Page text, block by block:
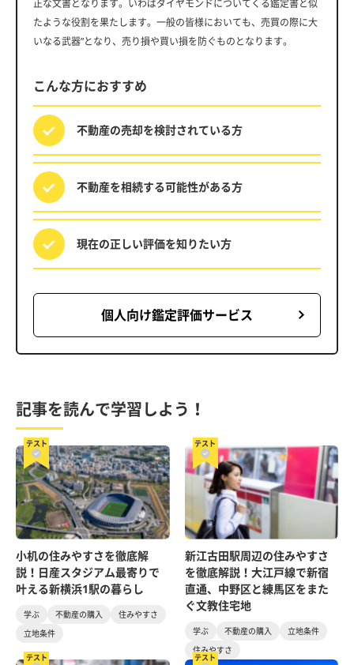
正な文書となります。いわばダイヤモンドについてくる鑑定書と似
たような役割を果たします。一般の皆様においても、売買の際に大
いなる武器”となり、売り損や買い損を防ぐものとなります。
こんな方におすすめ
不動産の売却を検討されている方
不動産を相続する可能性がある方
現在の正しい評価を知りたい方
個人向け鑑定評価サービス
記事を読んで学習しよう！
テスト
小机の住みやすさを徹底解
説！日産スタジアム最寄りで
叶える新横浜1駅の暮らし
学ぶ 不動産の購入
住みやすさ
立地条件
テスト
新江古田駅周辺の住みやすさ
を徹底解説！大江戸線で新宿
直通、中野区と練馬区をまた
ぐ文教住宅地
学ぶ 不動産の購入
立地条件
住みやすさ
テスト テスト